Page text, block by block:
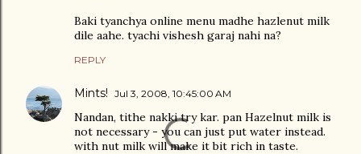
Baki tyanchya online menu madhe hazlenut milk
dile aahe. tyachi vishesh garaj nahi na?
REPLY
Mints! Jul 3, 2008, 10:45:00 AM
Nandan, tithe nakki try kar. pan Hazelnut milk is
not necessary - you can just put water instead.
with nut milk will make it bit rich in taste.